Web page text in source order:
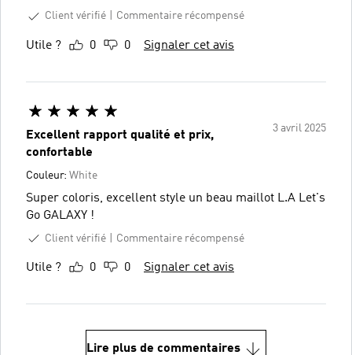
Client vérifié
Commentaire récompensé
Utile ? 0 0 Signaler cet avis
3 avril 2025
Excellent rapport qualité et prix,
confortable
Couleur: White
Super coloris, excellent style un beau maillot L.A Let's
Go GALAXY !
Client vérifié Commentaire récompensé
Utile ? 0 0 Signaler cet avis
Lire plus de commentaires